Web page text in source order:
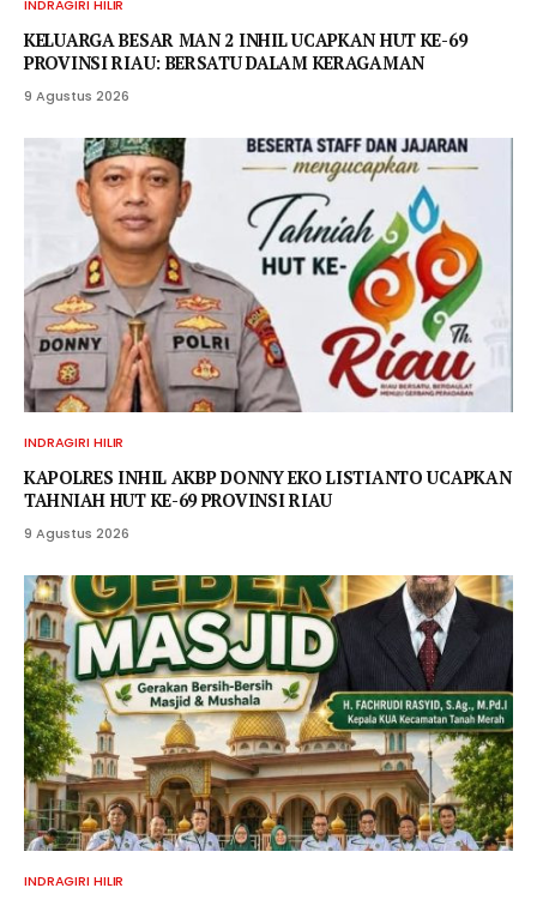
INDRAGIRI HILIR
KELUARGA BESAR MAN 2 INHIL UCAPKAN HUT KE-69
PROVINSI RIAU: BERSATU DALAM KERAGAMAN
9 Agustus 2026
INDRAGIRI HILIR
KAPOLRES INHIL AKBP DONNY EKO LISTIANTO UCAPKAN
TAHNIAH HUT KE-69 PROVINSI RIAU
9 Agustus 2026
INDRAGIRI HILIR